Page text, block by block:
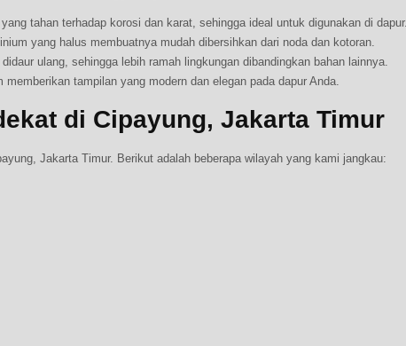
tahan terhadap korosi dan karat, sehingga ideal untuk digunakan di dapur.
yang halus membuatnya mudah dibersihkan dari noda dan kotoran.
ulang, sehingga lebih ramah lingkungan dibandingkan bahan lainnya.
tampilan yang modern dan elegan pada dapur Anda.
di Cipayung, Jakarta Timur
Jakarta Timur. Berikut adalah beberapa wilayah yang kami jangkau: